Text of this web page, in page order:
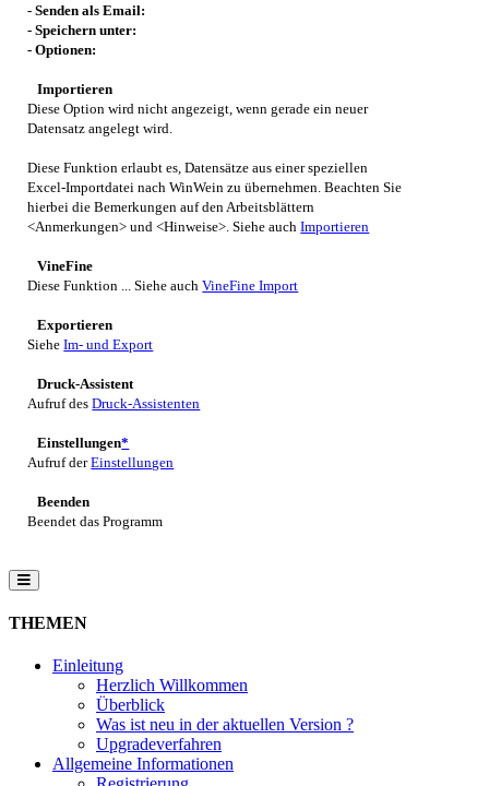
- Senden als Email:
- Speichern unter:
- Optionen:
Importieren
Diese Option wird nicht angezeigt, wenn gerade ein neuer
Datensatz angelegt wird.
Diese Funktion erlaubt es, Datensätze aus einer speziellen
Excel-Importdatei nachWinWein zu übernehmen. Beachten Sie
hierbei die Bemerkungen auf den Arbeitsblättern
<Anmerkungen> und <Hinweise>. Siehe auchImportieren
VineFine
Diese Funktion ... Siehe auchVineFine Import
Exportieren
SieheIm- und Export
Druck-Assistent
Aufruf desDruck-Assistenten
Einstellungen*
Aufruf derEinstellungen
Beenden
Beendet das Programm
THEMEN
Einleitung
Herzlich Willkommen
Überblick
Was ist neu in der aktuellen Version ?
Upgradeverfahren
Allgemeine Informationen